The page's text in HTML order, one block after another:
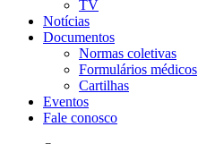
TV
Notícias
Documentos
Normas coletivas
Formulários médicos
Cartilhas
Eventos
Fale conosco